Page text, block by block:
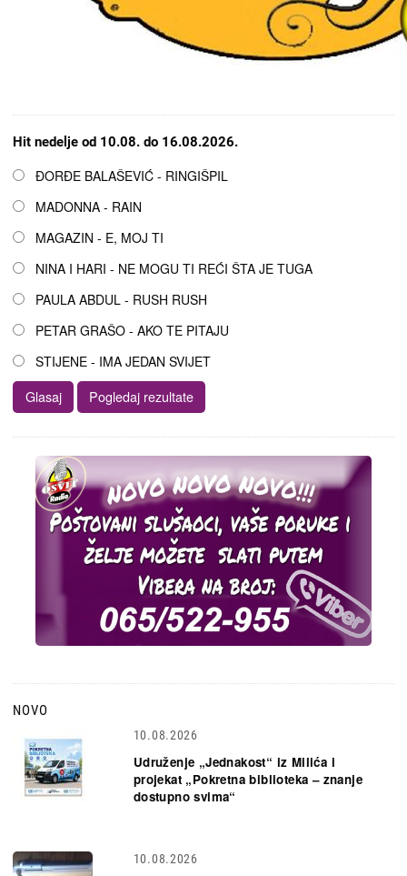
Hit nedelje od 10.08. do 16.08.2026.
Opcije
ĐORĐE BALAŠEVIĆ - RINGIŠPIL
MADONNA - RAIN
MAGAZIN - E, MOJ TI
NINA I HARI - NE MOGU TI REĆI ŠTA JE TUGA
PAULA ABDUL - RUSH RUSH
PETAR GRAŠO - AKO TE PITAJU
STIJENE - IMA JEDAN SVIJET
NOVO
10.08.2026
Udruženje „Jednakost“ iz Milića i
projekat „Pokretna biblioteka – znanje
dostupno svima“
10.08.2026